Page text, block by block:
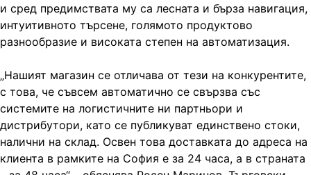
и сред предимствата му са лесната и бърза навигация,
интуитивното търсене, голямото продуктово
разнообразие и високата степен на автоматизация.
„Нашият магазин се отличава от тези на конкурентите,
с това, че съвсем автоматично се свързва със
системите на логистичните ни партньори и
дистрибутори, като се публикуват единствено стоки,
налични на склад. Освен това доставката до адреса на
клиента в рамките на София е за 24 часа, а в страната